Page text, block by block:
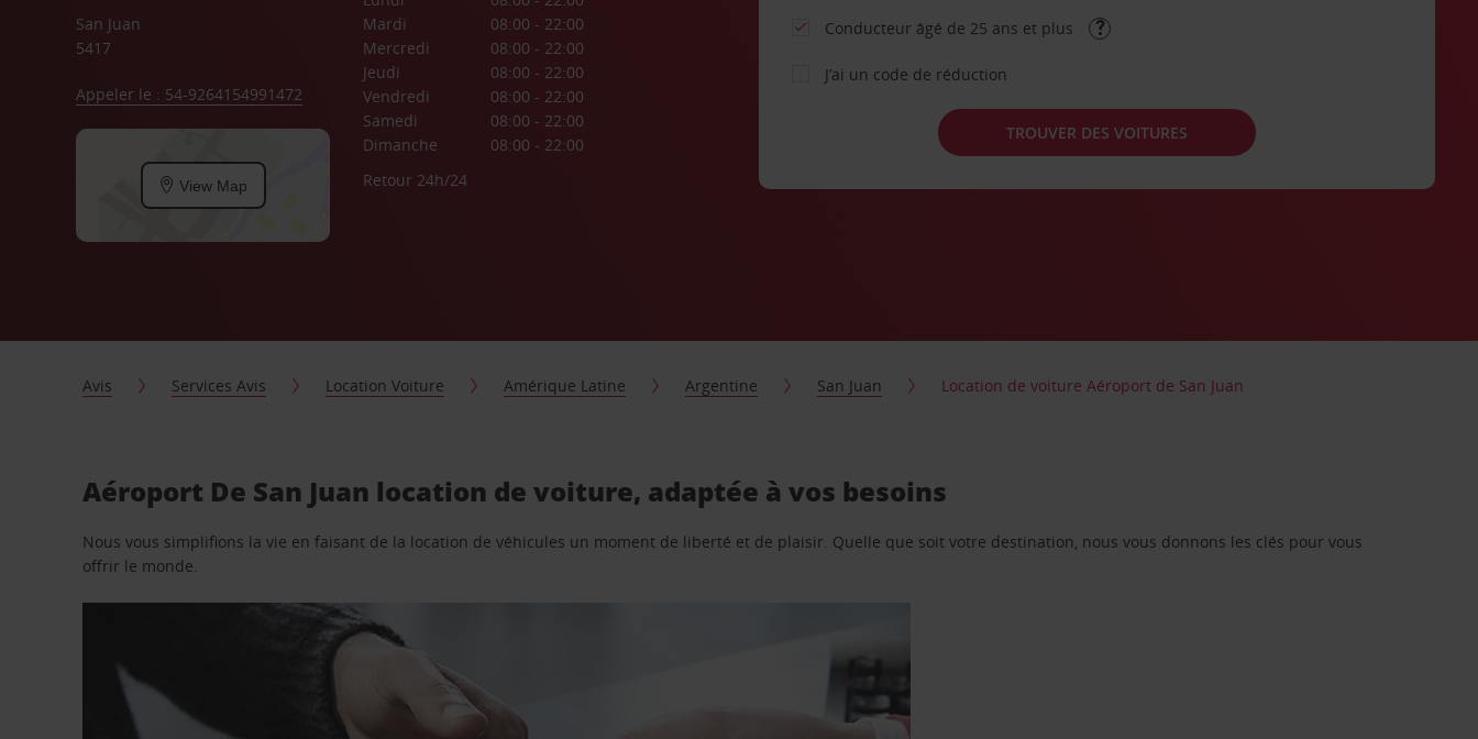
San Juan
5417
Appeler le : 54-9264154991472
View Map
Mardi
08:00 - 22:00
Mercredi
08:00 - 22:00
Jeudi
08:00 - 22:00
Vendredi
08:00 - 22:00
Samedi
08:00 - 22:00
Dimanche
08:00 - 22:00
Retour 24h/24
Conducteur âgé de 25 ans et plus
J’ai un code de réduction
TROUVER DES VOITURES
Avis Services Avis Location Voiture Amérique Latine Argentine San Juan Location de voiture Aéroport de San Juan
Aéroport De San Juan location de voiture, adaptée à vos besoins
Nous vous simplifions la vie en faisant de la location de véhicules un moment de liberté et de plaisir. Quelle que soit votre destination, nous vous donnons les clés pour vous
offrir le monde.